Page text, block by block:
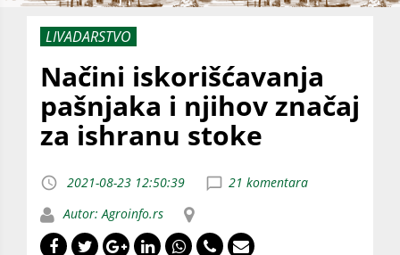
LIVADARSTVO
Načini iskorišćavanja
pašnjaka i njihov značaj
za ishranu stoke
2021-08-23 12:50:39
21 komentara
Autor: Agroinfo.rs